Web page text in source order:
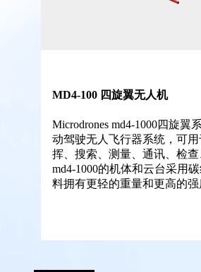
MD4-100 四旋翼无人机
Microdrones md4-1000四旋
动驾驶无人飞行器系统，可
挥、搜索、测量、通讯、检
md4-1000的机体和云台采用
料拥有更轻的重量和更高的强